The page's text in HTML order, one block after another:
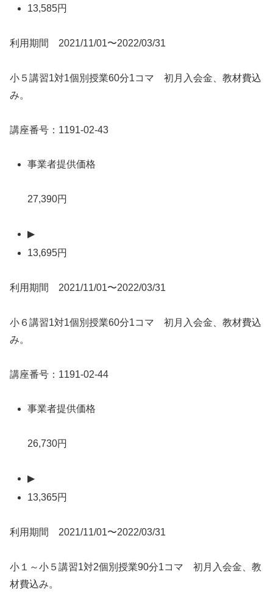
13,585円
利用期間 2021/11/01〜2022/03/31
小５講習1対1個別授業60分1コマ 初月入会金、教材費込
み。
講座番号：1191-02-43
事業者提供価格
27,390円
▶
13,695円
利用期間 2021/11/01〜2022/03/31
小６講習1対1個別授業60分1コマ 初月入会金、教材費込
み。
講座番号：1191-02-44
事業者提供価格
26,730円
▶
13,365円
利用期間 2021/11/01〜2022/03/31
小１～小５講習1対2個別授業90分1コマ 初月入会金、教
材費込み。